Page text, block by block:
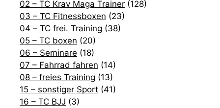
02 – TC Krav Maga Trainer (128)
03 – TC Fitnessboxen (23)
04 – TC frei. Training (38)
05 – TC boxen (20)
06 – Seminare (18)
07 – Fahrrad fahren (14)
08 – freies Training (13)
15 – sonstiger Sport (41)
16 – TC BJJ (3)